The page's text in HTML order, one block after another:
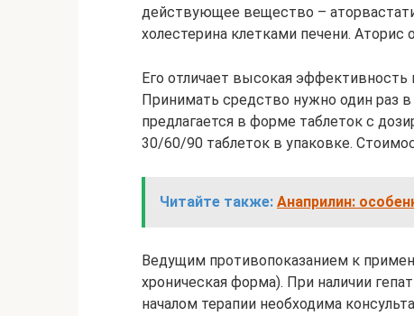
действующее вещество –
холестерина клетками печени. Аторис
Его отличает высокая
Принимать средство нужно один раз
предлагается в форме таблеток с
30/60/90 таблеток в упаковке.
Читайте также: Анаприлин:
Ведущим противопоказанием к
хроническая форма). При наличии
началом терапии необходима